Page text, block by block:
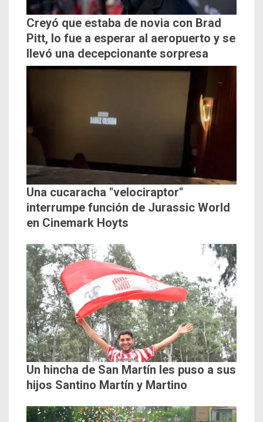
Creyó que estaba de novia con Brad
Pitt, lo fue a esperar al aeropuerto y se
llevó una decepcionante sorpresa
Una cucaracha "velociraptor"
interrumpe función de Jurassic World
en Cinemark Hoyts
Un hincha de San Martín les puso a sus
hijos Santino Martín y Martino